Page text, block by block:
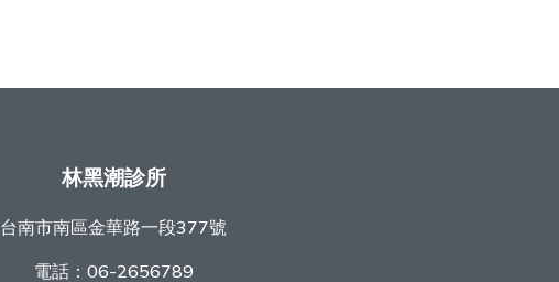
林黑潮診所
台南市南區金華路一段377號
電話： 06-2656789